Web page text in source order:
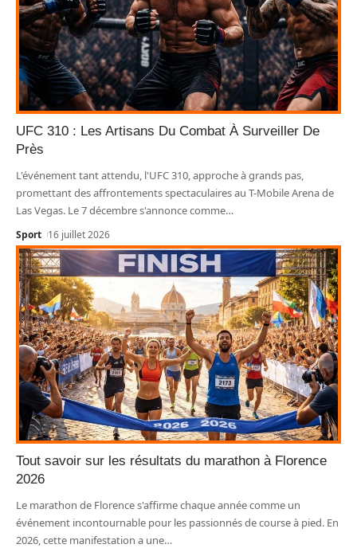
UFC 310 : Les Artisans Du Combat À Surveiller De
Près
L'événement tant attendu, l'UFC 310, approche à grands pas,
promettant des affrontements spectaculaires au T-Mobile Arena de
Las Vegas. Le 7 décembre s'annonce comme…
Sport 16 juillet 2026
Tout savoir sur les résultats du marathon à Florence
2026
Le marathon de Florence s'affirme chaque année comme un
événement incontournable pour les passionnés de course à pied. En
2026, cette manifestation a une…